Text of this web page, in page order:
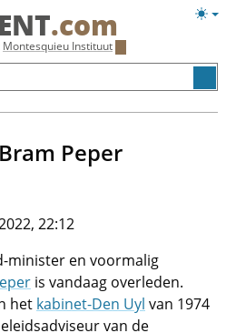
.com
Montesquieu Instituut
Peper
22:12
minister en voormalig
is vandaag overleden.
het kabinet-Den Uyl van 1974
van de